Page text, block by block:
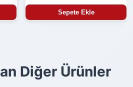
Sepete Ekle
Diğer Ürünler